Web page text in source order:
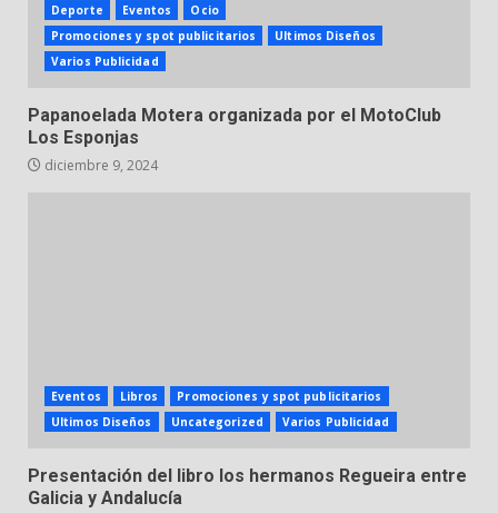
Deporte Eventos
Ocio
Promociones y spot publicitarios
Ultimos Diseños
Varios Publicidad
Papanoelada Motera organizada por el MotoClub
Los Esponjas
diciembre 9, 2024
Eventos Libros
Promociones y spot publicitarios
Ultimos Diseños
Uncategorized Varios Publicidad
Presentación del libro los hermanos Regueira entre
Galicia y Andalucía